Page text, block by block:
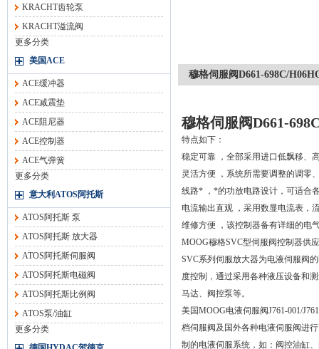
KRACHT齿轮泵
KRACHT溢流阀
更多分类
美国ACE
ACE缓冲器
ACE减震垫
ACE阻尼器
ACE控制器
ACE气弹簧
更多分类
意大利ATOS阿托斯
ATOS阿托斯 泵
ATOS阿托斯 放大器
ATOS阿托斯伺服阀
ATOS阿托斯电磁阀
ATOS阿托斯比例阀
ATOS泵/油缸
更多分类
穆格伺服阀D661-698C/
穆格伺服阀D661-
特点如下：
稳定可靠 ，全部采用进口低飘移、
灵活方便 ，系统所需要调整的调零
线路* ，*的功放电路设计，可适合
电流输出直观 ，采用数显电流表，
维修方便 ，该控制器备有详细的电
MOOG穆格SVC型伺服阀控制器供
SVC系列伺服放大器为电液伺服阀
度控制，通过采用各种液压设备和
马达、阀控泵等。
美国MOOG电液伺服阀J761-001/
档伺服阀及国外各种电液伺服阀进
制的电液伺服系统，如：阀控油缸